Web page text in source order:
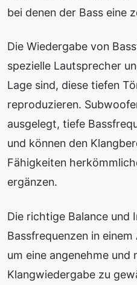
bei denen der Bass eine
Die Wiedergabe von
spezielle Lautsprecher
Lage sind, diese tiefen
reproduzieren.
ausgelegt, tiefe
und können den
Fähigkeiten
ergänzen.
Die richtige Balance und
Bassfrequenzen in
um eine angenehme und
Klangwiedergabe zu